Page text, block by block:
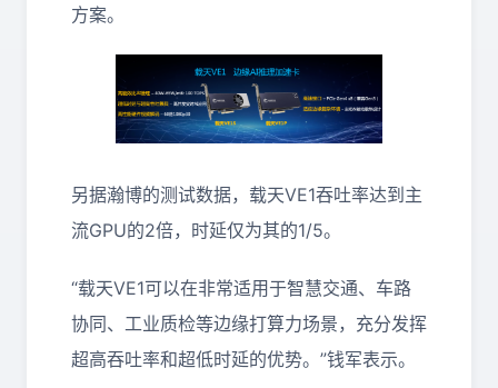
方案。
另据瀚博的测试数据，载天VE1吞吐率达到主
流GPU的2倍，时延仅为其的1/5。
“载天VE1可以在非常适用于智慧交通、车路
协同、工业质检等边缘打算力场景，充分发挥
超高吞吐率和超低时延的优势。”钱军表示。